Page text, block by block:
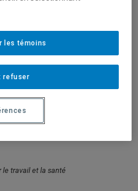
travail et la santé
refuser
les témoins